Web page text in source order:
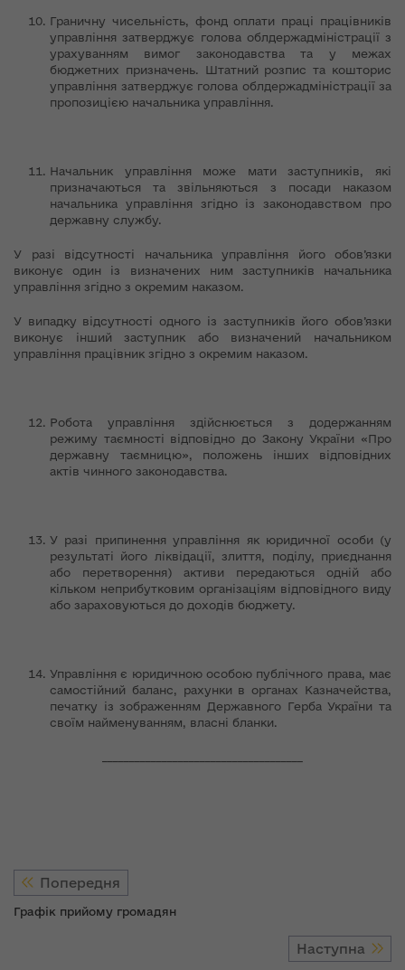
Граничну чисельність, фонд оплати праці працівників
управління затверджує голова облдержадміністрації з
урахуванням вимог законодавства та у межах
бюджетних призначень. Штатний розпис та кошторис
управління затверджує голова облдержадміністрації за
пропозицією начальника управління.
Начальник управління може мати заступників, які
призначаються та звільняються з посади наказом
начальника управління згідно із законодавством про
державну службу.
У разі відсутності начальника управління його обов’язки
виконує один із визначених ним заступників начальника
управління згідно з окремим наказом.
У випадку відсутності одного із заступників його обов’язки
виконує інший заступник або визначений начальником
управління працівник згідно з окремим наказом.
Робота управління здійснюється з додержанням
режиму таємності відповідно до Закону України «Про
державну таємницю», положень інших відповідних
актів чинного законодавства.
У разі припинення управління як юридичної особи (у
результаті його ліквідації, злиття, поділу, приєднання
або перетворення) активи передаються одній або
кільком неприбутковим організаціям відповідного виду
або зараховуються до доходів бюджету.
Управління є юридичною особою публічного права, має
самостійний баланс, рахунки в органах Казначейства,
печатку із зображенням Державного Герба України та
своїм найменуванням, власні бланки.
Попередня
Графік прийому громадян
Наступна